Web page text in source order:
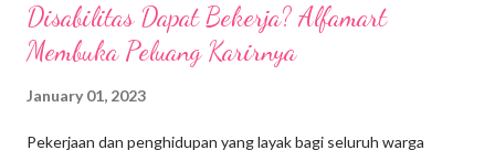
Disabilitas Dapat Bekerja? Alfamart
Membuka Peluang Karirnya
January 01, 2023
Pekerjaan dan penghidupan yang layak bagi seluruh warga